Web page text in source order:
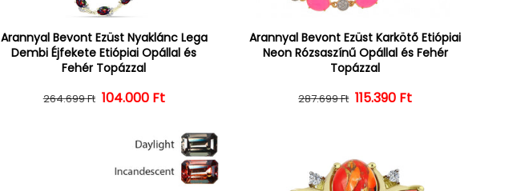
Arannyal Bevont Ezüst Nyaklánc Lega
Dembi Éjfekete Etiópiai Opállal és
Fehér Topázzal
Normál ár
264.699 Ft Kedvezményes ár
104.000 Ft
Arannyal Bevont Ezüst Karkötő Etiópiai
Neon Rózsaszínű Opállal és Fehér
Topázzal
Normál ár
287.699 Ft Kedvezményes ár
115.390 Ft